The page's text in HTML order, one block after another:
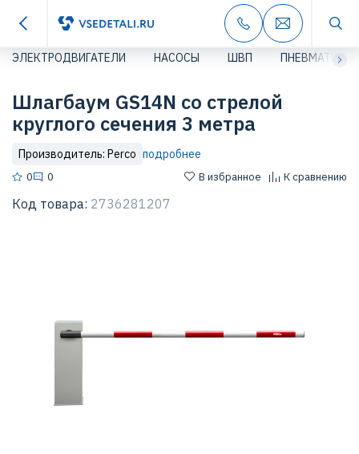
ЭЛЕКТРОДВИГАТЕЛИ НАСОСЫ ШВП ПНЕВМАТИКА
Шлагбаум GS14N со стрелой
круглого сечения 3 метра
Производитель: Perco подробнее
0 0 В избранное К сравнению
Код товара: 2736281207